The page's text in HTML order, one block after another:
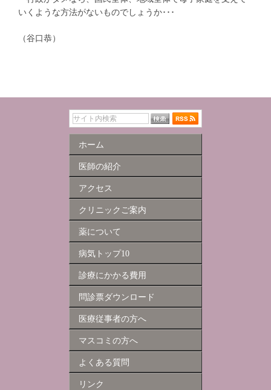
いくような方法がないものでしょうか･･･
（谷口恭）
ホーム
医師の紹介
アクセス
クリニックご案内
薬について
病気トップ10
診療にかかる費用
問診票ダウンロード
医療従事者の方へ
マスコミの方へ
よくある質問
リンク